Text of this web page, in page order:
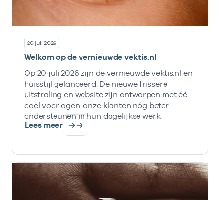
20 jul. 2026
Welkom op de vernieuwde vektis.nl
Op 20 juli 2026 zijn de vernieuwde vektis.nl en
huisstijl gelanceerd. De nieuwe frissere
uitstraling en website zijn ontworpen met één
doel voor ogen: onze klanten nóg beter
ondersteunen in hun dagelijkse werk.
Lees meer